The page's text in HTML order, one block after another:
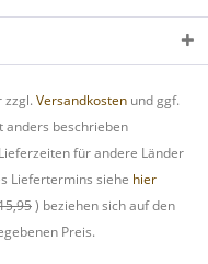
zzgl. Versandkosten und ggf.
anders beschrieben
für andere Länder
Liefertermins siehe hier
) beziehen sich auf den
Preis.